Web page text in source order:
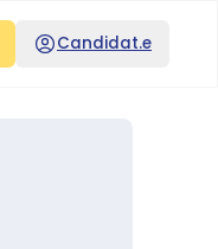
Candidat.e